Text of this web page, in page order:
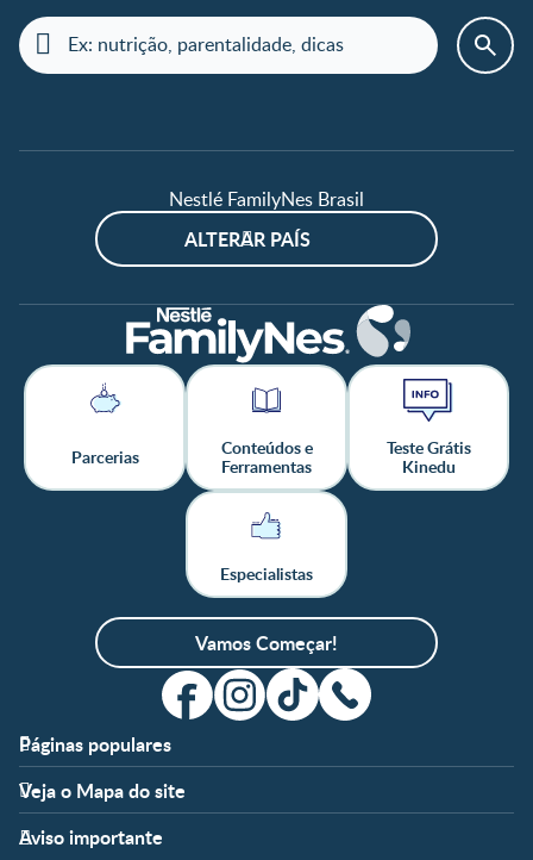
Nestlé FamilyNes Brasil
ALTERAR PAÍS
Parcerias
Conteúdos e
Ferramentas
Teste Grátis
Kinedu
Especialistas
Vamos Começar!
Páginas populares
Apoio
FAQ
Nossos Artigos
Clube
Veja o Mapa do site
Fases
Pré-Concepção
Temas
Aviso importante